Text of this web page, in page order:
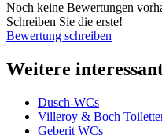
Noch keine Bewertungen
Schreiben Sie die erste!
Bewertung schreiben
Weitere
Dusch-WCs
Villeroy & Boch
Geberit WCs